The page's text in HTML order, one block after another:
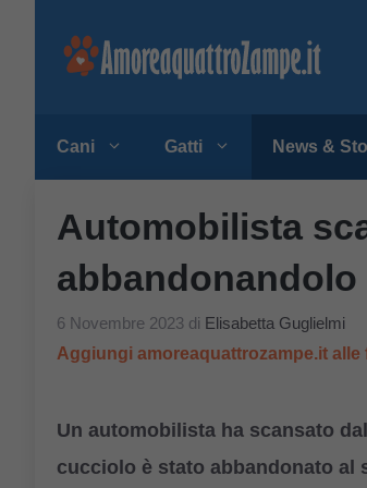
Cani Gatti News &
Automobilista
6 Novembre 2023 di Elisabetta Guglielmi
Aggiungi amoreaquattrozampe.it
Un automobilista ha scansato
cucciolo è stato abbandonato al